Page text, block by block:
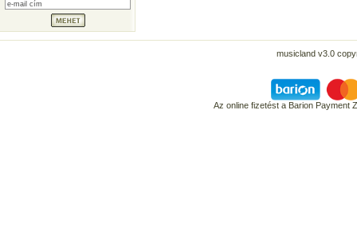
musicland v3.0
Az online fizetést a Barion Payment